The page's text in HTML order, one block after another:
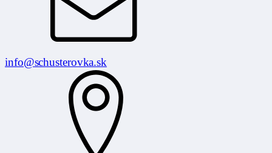
info@schusterovka.sk